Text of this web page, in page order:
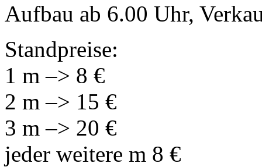
Aufbau ab 6.00 Uhr,
Standpreise:
1 m –> 8 €
2 m –> 15 €
3 m –> 20 €
jeder weitere m 8 €